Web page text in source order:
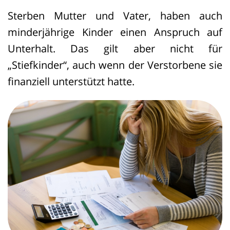
Symptome seien solche, die regelmäßig
beim Verlust eines minderjährigen
Kindes zu erwarten seien. Für das
Vorliegen eines Schockschadens
müssen konkrete Krankheitssymptome
auf pathologisch fassbare Auswirkungen
zulassen. Ohne eine pathologisch
fassbare Auswirkung seien auch (leichte)
Depressionen, Schlafstörungen,
Alpträume, Seelenschmerzen,
Weinkrämpfe, Gefühle des "Aus-der -
Bahn-geworfen-seins" sowie
vorübergehende Kreislaufstörungen mit
Schmerzensgeld in Höhe von 25.000
Euro zugesprochen. Es folgte der
geänderten Rechtsprechung des BGH,
die eine erleichterte Haftung für
Schockschäden ermöglicht. Danach
muss eine psychische Störung nur
pathologisch fassbar sein. Die Klägerin
leidet wegen des Todes ihres Kindes an
einer posttraumatischen
Belastungsstörung. Außerdem steht der
Klägerin als Erbin ihres Kindes deren
Schmerzensgeld in Höhe von 10.000
Euro zu.
Sterben Mutter und Vater, haben auch
minderjährige Kinder einen Anspruch auf
Unterhalt. Das gilt aber nicht für
„Stiefkinder“, auch wenn der Verstorbene sie
finanziell unterstützt hatte.